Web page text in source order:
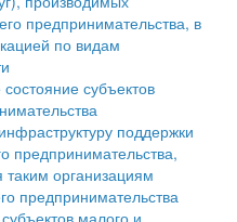
предпринимательства, в
по видам
субъектов
поддержки
предпринимательства,
таким организациям
предпринимательства
малого и